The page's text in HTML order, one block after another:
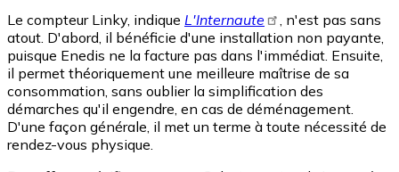
Le compteur Linky, indique L'Internaute
, n'est pas sans
atout. D'abord, il bénéficie d'une installation non payante,
puisque Enedis ne la facture pas dans l'immédiat. Ensuite,
il permet théoriquement une meilleure maîtrise de sa
consommation, sans oublier la simplification des
démarches qu'il engendre, en cas de déménagement.
D'une façon générale, il met un terme à toute nécessité de
rendez-vous physique.